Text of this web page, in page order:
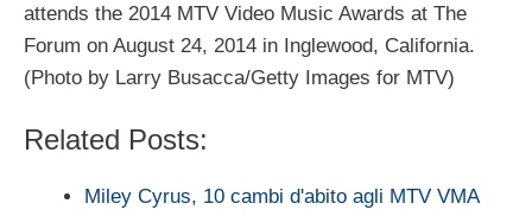
attends the 2014 MTV Video Music Awards at The
Forum on August 24, 2014 in Inglewood, California.
(Photo by Larry Busacca/Getty Images for MTV)
Related Posts:
Miley Cyrus, 10 cambi d'abito agli MTV VMA